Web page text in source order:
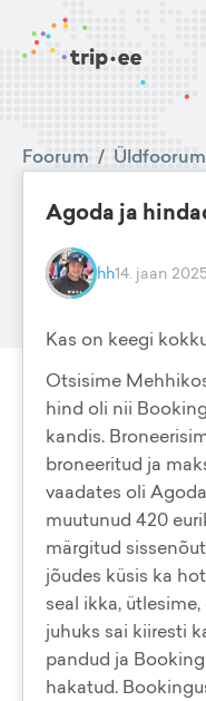
Foorum / Üldfoorum
Agoda ja
hh14. jaan
Kas on keegi
Otsisime
hind oli nii
kandis.
broneeritud ja
vaadates oli
muutunud 420
märgitud
jõudes küsis ka
seal ikka,
juhuks sai kiiresti
pandud ja
hakatud.